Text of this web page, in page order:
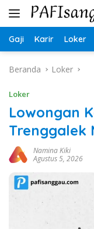
Langsung
Gaji Karir Loker
Beranda Loker
Loker
Lowongan
Trenggalek
Namina Kiki
Agustus 5, 2026